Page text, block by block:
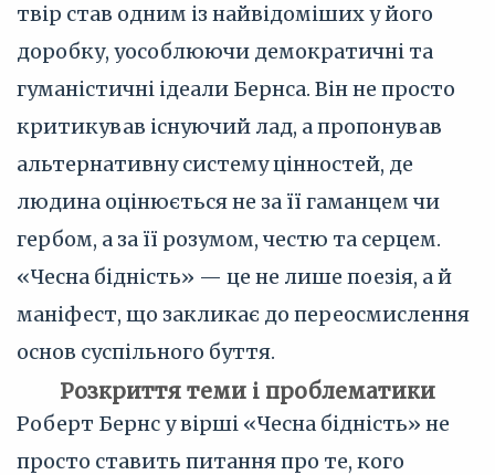
твір став одним із найвідоміших у його
доробку, уособлюючи демократичні та
гуманістичні ідеали Бернса. Він не просто
критикував існуючий лад, а пропонував
альтернативну систему цінностей, де
людина оцінюється не за її гаманцем чи
гербом, а за її розумом, честю та серцем.
«Чесна бідність» — це не лише поезія, а й
маніфест, що закликає до переосмислення
основ суспільного буття.
Розкриття теми і проблематики
Роберт Бернс у вірші «Чесна бідність» не
просто ставить питання про те, кого